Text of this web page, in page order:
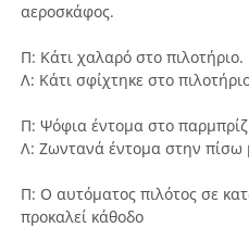
αεροσκάφος.
Π: Κάτι χαλαρό στο πιλοτήριο.
Λ: Κάτι σφίχτηκε στο
Π: Ψόφια έντομα στο
Λ: Ζωντανά έντομα στην πίσω
Π: Ο αυτόματος πιλότος σε
προκαλεί κάθοδο